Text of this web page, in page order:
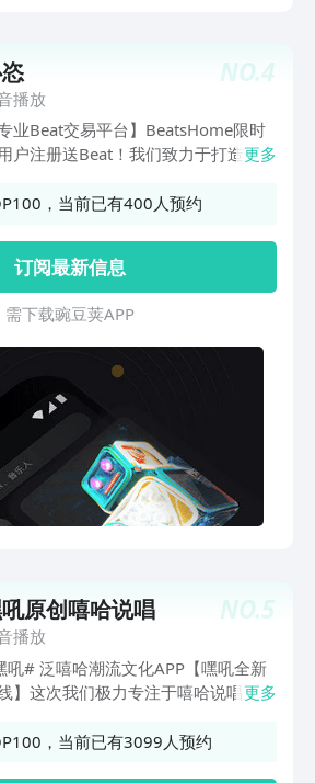
味宝藏音乐】各类平台
一站听，不再为听音乐奔波！你可以
情发现，收听所有的音乐，并打造属于
己的音乐歌单，无限容量耳朵听到
看演出，来声场。你可以在声场看到
地所有的演出信息，同时我们提供了购
接。大好时光，当然要和朋友一起感
现场!【多元圈子 音乐品类全覆盖】数
音乐品类圈子，覆盖说唱、摇滚、爵
、电子、民谣等，无论你的音乐喜好多
公共聊天室 音乐随时随地聊】圈子开
公共聊天室，独乐乐不如众乐乐。好想
要交流，好音乐要分享，好现场要一起
，聊天室等你！【发现广场 精彩内容
不停】广场拥有丰富的音乐频道，打造
音乐内容聚集地，同时独特的内容分
制，让你的作品快速曝光，让你喜欢
容找到你。【6种载体 作品创作当
创作工具，满足你不同的创作需求和
，快速的完成创作。【音乐歌单 宝
单，创作、上传、分享歌曲，无限容
------------------------------------------------
我们十分乐意倾听你的声音。声场官
箱：soundstage@golimitless.cn
NO.4
播放
专业Beat交易平台】BeatsHome限时
户注册送Beat！我们致力于打造一个
保障的Beat交易平台，为你的音乐版
】平台上有大量知名制作人的作品，
老道、王朝、顺德、恩德、ATYANG、
驰等知名制作人的作品均可以在
上找到~同时也有一大批优秀
人Beat，风格多样，相信你一定可以
选到喜欢的Beat。【在线便捷的交易体
】BeatsHome的整个交易环节便捷且
善。平台会以多种方式给您推荐Beat，
可在线随意试听、透明化自主选择方式
范围、购买后自动发送Beat文件和相应
同，部分Beat支持不可商用的试用
【BeatsHome的初衷】由于中国音
保障的平台。制作人们可以在这里展
己的作品并进行交易，而音乐人们可
这里找到不同风格的制作人以及他们
质作品。BeatsHome在交易过程中
、严格的资金安全管理等全链路服
；并且如果在交易过程出现侵权现象，
更多
，当前已有400人预约
订阅最新信息
需 下 载 豌 豆 荚 A P P
NO.5
原创嘻哈说唱
播放
吼# 泛嘻哈潮流文化APP【嘿吼全新
】这次我们极力专注于嘻哈说唱，打
意想不到的酷炫！只要够叼，你就
更多
，当前已有3099人预约